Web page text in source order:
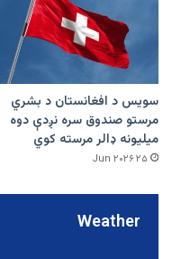
سویس د افغانستان د بشري
مرستو صندوق سره نږدې دوه
میلیونه ډالر مرسته کوي
۲۵ Jun ۲۰۲۶
Weather